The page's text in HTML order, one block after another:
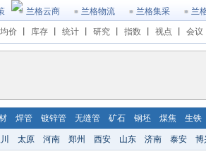
兰格云商 兰格物流 兰格集采 兰
价 库存 统计 研究 指数 视点 会议
焊管 镀锌管 无缝管 矿石 钢坯 煤焦 生铁
太原 河南 郑州 西安 山东 济南 泰安 博